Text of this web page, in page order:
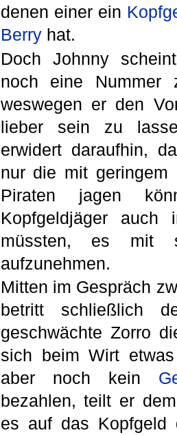
denen einer ein
Berryhat.
Doch Johnny
noch eine
weswegen er den
lieber sein zu
erwidert daraufhin,
nur die mit geringem
Piraten jagen
Kopfgeldjäger
müssten, es mit
aufzunehmen.
Mitten im Gespräch
betritt schließlich
geschwächte Zorro
sich beim Wirt
aber noch kein
bezahlen, teilt er
es auf das Kopfgeld